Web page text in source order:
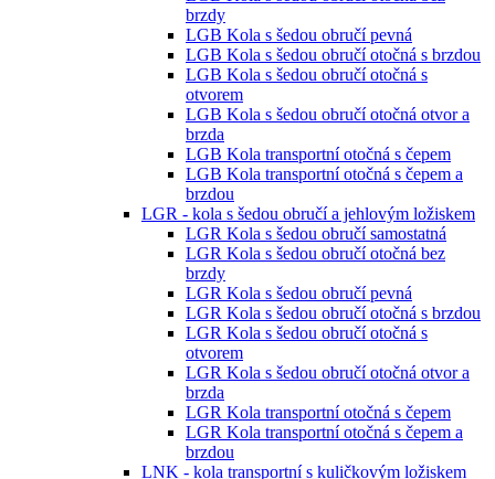
brzdy
LGB Kola s šedou obručí pevná
LGB Kola s šedou obručí otočná s brzdou
LGB Kola s šedou obručí otočná s
otvorem
LGB Kola s šedou obručí otočná otvor a
brzda
LGB Kola transportní otočná s čepem
LGB Kola transportní otočná s čepem a
brzdou
LGR - kola s šedou obručí a jehlovým ložiskem
LGR Kola s šedou obručí samostatná
LGR Kola s šedou obručí otočná bez
brzdy
LGR Kola s šedou obručí pevná
LGR Kola s šedou obručí otočná s brzdou
LGR Kola s šedou obručí otočná s
otvorem
LGR Kola s šedou obručí otočná otvor a
brzda
LGR Kola transportní otočná s čepem
LGR Kola transportní otočná s čepem a
brzdou
LNK - kola transportní s kuličkovým ložiskem